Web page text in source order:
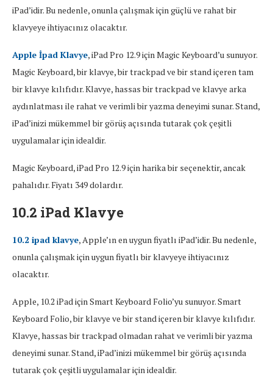
iPad’idir. Bu nedenle, onunla çalışmak için güçlü ve rahat bir
klavyeye ihtiyacınız olacaktır.
Apple İpad Klavye, iPad Pro 12.9 için Magic Keyboard’u sunuyor.
Magic Keyboard, bir klavye, bir trackpad ve bir stand içeren tam
bir klavye kılıfıdır. Klavye, hassas bir trackpad ve klavye arka
aydınlatması ile rahat ve verimli bir yazma deneyimi sunar. Stand,
iPad’inizi mükemmel bir görüş açısında tutarak çok çeşitli
uygulamalar için idealdir.
Magic Keyboard, iPad Pro 12.9 için harika bir seçenektir, ancak
pahalıdır. Fiyatı 349 dolardır.
10.2 iPad Klavye
10.2 ipad klavye, Apple’ın en uygun fiyatlı iPad’idir. Bu nedenle,
onunla çalışmak için uygun fiyatlı bir klavyeye ihtiyacınız
olacaktır.
Apple, 10.2 iPad için Smart Keyboard Folio’yu sunuyor. Smart
Keyboard Folio, bir klavye ve bir stand içeren bir klavye kılıfıdır.
Klavye, hassas bir trackpad olmadan rahat ve verimli bir yazma
deneyimi sunar. Stand, iPad’inizi mükemmel bir görüş açısında
tutarak çok çeşitli uygulamalar için idealdir.